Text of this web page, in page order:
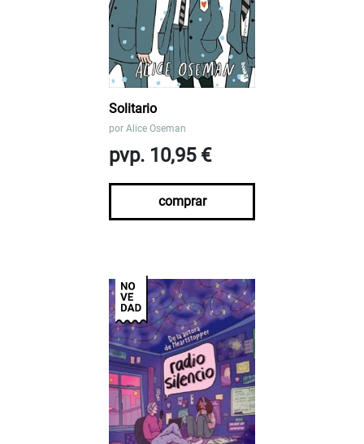
Solitario
por Alice Oseman
pvp. 10,95 €
comprar